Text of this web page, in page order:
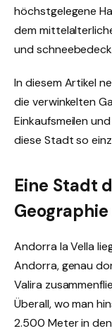
höchstgelegene
dem
und
In diesem Artikel
die verwinkelten
Einkaufsmeilen
diese Stadt so
Eine Stadt
Andorra la Vella
Andorra, genau
Valira
Überall, wo man
2.500 Meter in